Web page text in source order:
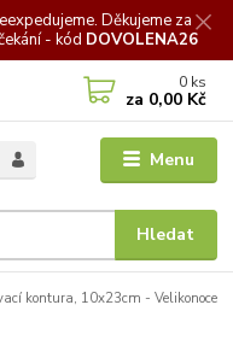
Děkujeme za
- kód DOVOLENA26
Menu
Hledat
0 ks
za 0,00 Kč
kontura, 10x23cm - Velikonoce